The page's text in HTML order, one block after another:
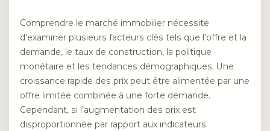
Comprendre le marché immobilier nécessite
d’examiner plusieurs facteurs clés tels que l’offre et la
demande, le taux de construction, la politique
monétaire et les tendances démographiques. Une
croissance rapide des prix peut être alimentée par une
offre limitée combinée à une forte demande.
Cependant, si l’augmentation des prix est
disproportionnée par rapport aux indicateurs